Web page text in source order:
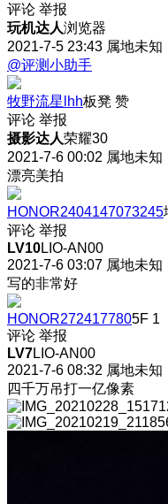
评论 举报
玩机达人浏览器
2021-7-5 23:43 属地未知
@评测小助手
牧野流星lhh板凳 赞
评论 举报
摄影达人荣耀30
2021-7-6 00:02 属地未知
漂亮美拍
HONOR2404147073245
评论 举报
LV10LIO-AN00
2021-7-6 03:07 属地未知
写的非常好
HONOR2724177805F 1
评论 举报
LV7LIO-AN00
2021-7-6 08:32 属地未知
四千万吊打一亿像素